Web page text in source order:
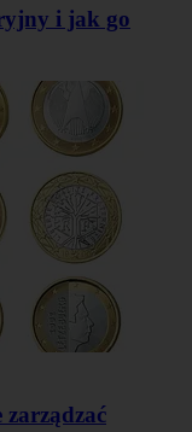
i jak go
zarządzać